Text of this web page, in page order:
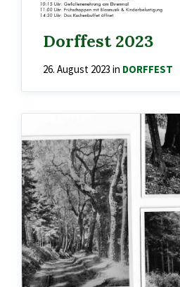
Dorffest 2023
26. August 2023 in DORFFEST